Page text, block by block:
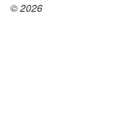
© 2026